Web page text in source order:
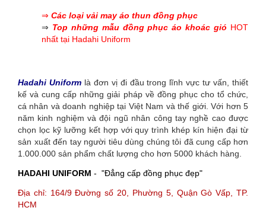
⇒ Các loại vải may áo thun đồng phục
⇒ Top những mẫu đồng phục áo khoác gió HOT
nhất tại Hadahi Uniform
Hadahi Uniformlà đơn vị đi đầu trong lĩnh vực tư vấn, thiết
kế và cung cấp những giải pháp về đồng phục cho tổ chức,
cá nhân và doanh nghiệp tại Việt Nam và thế giới. Với hơn 5
năm kinh nghiệm và đội ngũ nhân công tay nghề cao được
chọn lọc kỹ lưỡng kết hợp với quy trình khép kín hiện đại từ
sản xuất đến tay người tiêu dùng chúng tôi đã cung cấp hơn
1.000.000 sản phẩm chất lượng cho hơn 5000 khách hàng.
HADAHI UNIFORM - "Đẳng cấp đồng phục đẹp"
Địa chỉ: 164/9 Đường số 20, Phường 5, Quận Gò Vấp, TP.
HCM